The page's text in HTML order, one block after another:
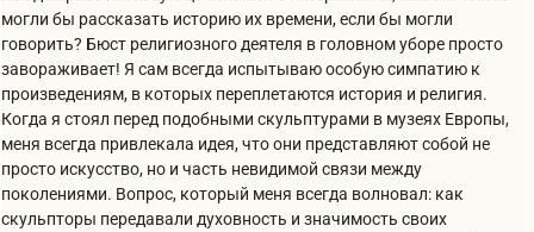
могли бы рассказать историю их времени, если бы могли
говорить? Бюст религиозного деятеля в головном уборе просто
завораживает! Я сам всегда испытываю особую симпатию к
произведениям, в которых переплетаются история и религия.
Когда я стоял перед подобными скульптурами в музеях Европы,
меня всегда привлекала идея, что они представляют собой не
просто искусство, но и часть невидимой связи между
поколениями. Вопрос, который меня всегда волновал: как
скульпторы передавали духовность и значимость своих